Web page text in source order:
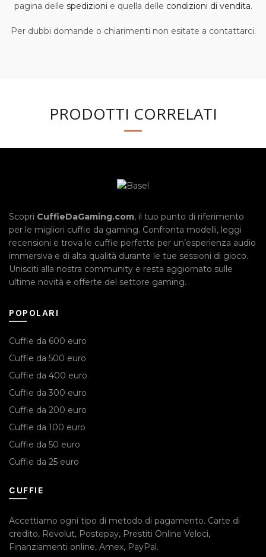
pagina delle spedizioni e quella delle condizioni di vendita.
Per dubbi domande o chiarimenti non esitate a contattarci.
PRODOTTI CORRELATI
Scopri CuffieDaGaming.com, il tuo punto di riferimento
per le migliori cuffie da gaming. Confronta modelli, leggi
recensioni e trova le cuffie perfette per un’esperienza audio
immersiva e di alta qualità durante le tue sessioni di gioco.
Unisciti alla nostra community e resta aggiornato sulle
ultime novità e offerte del settore gaming.
POPOLARI
Cuffie da 600 euro
Cuffie da 500 euro
Cuffie da 400 euro
Cuffie da 300 euro
Cuffie da 200 euro
Cuffie da 100 euro
Cuffie da 50 euro
Cuffie da 25 euro
CUFFIE
Accettiamo ogni tipo di metodo di pagamento. Carte di
credito, Revolut, Postepay, Prestiti Online Veloci,
Finanziamenti online, Amex, PayPal.